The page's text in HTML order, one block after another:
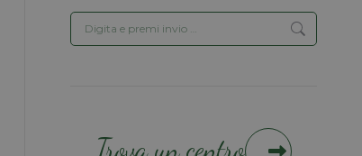
Cerca:
Trova un centro